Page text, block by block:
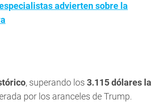
advierten sobre la
, superando los 3.115 dólares la
por los aranceles de Trump.